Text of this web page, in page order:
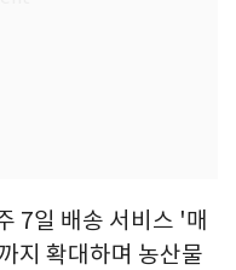
7일 배송 서비스 '매
지 확대하며 농산물